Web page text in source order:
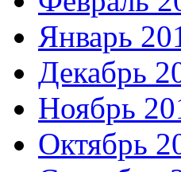
Январь
Декабрь
Ноябрь
Октябрь